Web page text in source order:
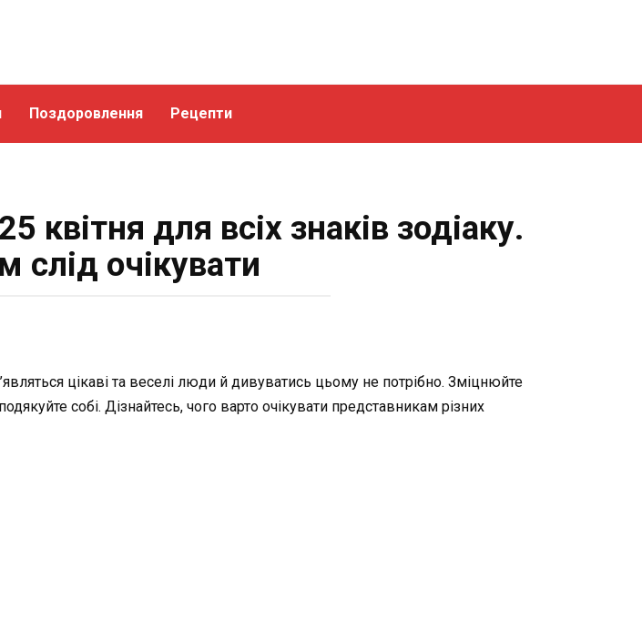
Поздоровлення Рецепти
квітня для всіх знаків зодіаку.
слід очікувати
цікаві та веселі люди й дивуватись цьому не потрібно. Зміцнюйте
собі. Дізнайтесь, чого варто очікувати представникам різних